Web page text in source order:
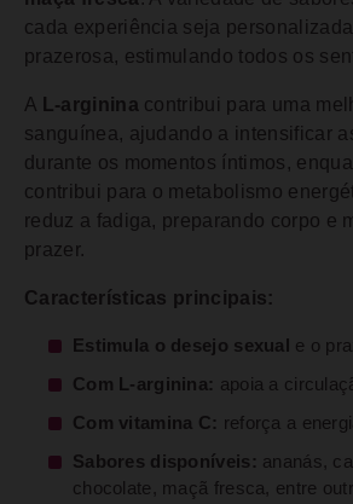
cada experiência seja
prazerosa, estimulando todos os
A L-arginina contribui para uma
sanguínea, ajudando a intensificar
durante os momentos íntimos,
contribui para o metabolismo
reduz a fadiga, preparando corpo e
prazer.
Características principais:
Estimula o desejo sexual
e o
Com L-arginina: apoia a
Com vitamina C: reforça a
Sabores disponíveis: ananás,
chocolate, maçã fresca, entre